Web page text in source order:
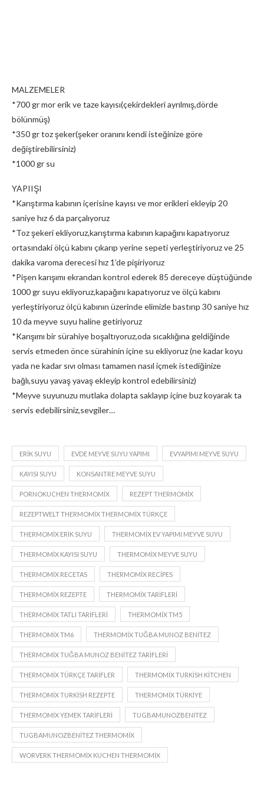
MALZEMELER
*700 gr mor erik ve taze kayısı(çekirdekleri ayrılmış,dörde
bölünmüş)
*350 gr toz şeker(şeker oranını kendi isteğinize göre
değiştirebilirsiniz)
*1000 gr su
YAPIIŞI
*Karıştırma kabının içerisine kayısı ve mor erikleri ekleyip 20
saniye hız 6 da parçalıyoruz
*Toz şekeri ekliyoruz,karıştırma kabının kapağını kapatıyoruz
ortasındaki ölçü kabını çıkarıp yerine sepeti yerleştiriyoruz ve 25
dakika varoma derecesi hız 1’de pişiriyoruz
*Pişen karışımı ekrandan kontrol ederek 85 dereceye düştüğünde
1000 gr suyu ekliyoruz,kapağını kapatıyoruz ve ölçü kabını
yerleştiriyoruz ölçü kabının üzerinde elimizle bastırıp 30 saniye hız
10 da meyve suyu haline getiriyoruz
*Karışımı bir sürahiye boşaltıyoruz,oda sıcaklığına geldiğinde
servis etmeden önce sürahinin içine su ekliyoruz (ne kadar koyu
yada ne kadar sıvı olması tamamen nasıl içmek istediğinize
bağlı,suyu yavaş yavaş ekleyip kontrol edebilirsiniz)
*Meyve suyunuzu mutlaka dolapta saklayıp içine buz koyarak ta
servis edebilirsiniz,sevgiler…
ERIK SUYU EVDE MEYVE SUYU YAPIMI EVYAPIMI MEYVE SUYU
KAYISI SUYU KONSANTRE MEYVE SUYU
PORNOKUCHEN THERMOMIX REZEPT THERMOMIX
REZEPTWELT THERMOMIX THERMOMIX TÜRKÇE
THERMOMIX ERIK SUYU THERMOMIX EV YAPIMI MEYVE SUYU
THERMOMIX KAYISI SUYU THERMOMIX MEYVE SUYU
THERMOMIX RECETAS THERMOMIX RECIPES
THERMOMIX REZEPTE THERMOMIX TARIFLERI
THERMOMIX TATLI TARIFLERI THERMOMIX TM5
THERMOMIX TM6 THERMOMIX TUĞBA MUNOZ BENITEZ
THERMOMIX TUĞBA MUNOZ BENITEZ TARIFLERI
THERMOMIX TÜRKÇE TARIFLER THERMOMIX TURKISH KITCHEN
THERMOMIX TURKISH REZEPTE THERMOMIX TÜRKIYE
THERMOMIX YEMEK TARIFLERI TUGBAMUNOZBENITEZ
TUGBAMUNOZBENITEZ THERMOMIX
WORVERK THERMOMIX KUCHEN THERMOMIX